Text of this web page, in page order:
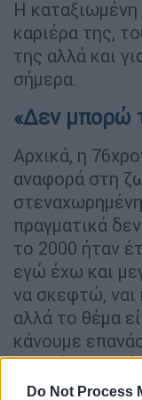
Do Not Process
Η καταξιωμένη
καριέρα της,
της αλλά και
σήμερα.
«Δεν μπορώ
Αρχικά, η
αναφορά στη
στεναχωρημένη
πραγματικά
το 2000 ήταν
εγώ έχω και
να σκεφτώ,
αλλά το θέμα
κάνουμε
Δεν είναι
κάνουμε